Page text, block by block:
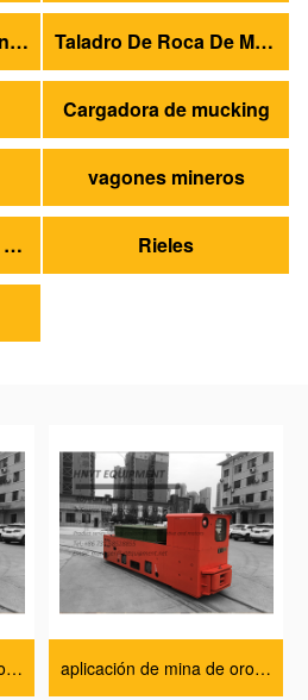
Locomotora subterránea Taladro De Roca De Mina
Cargadora de mucking
vagones mineros
Triciclo eléctrico para minería Rieles
aplicación en túneles locomotora lista de precios aplicación de mina de oro locomotora fabricantes